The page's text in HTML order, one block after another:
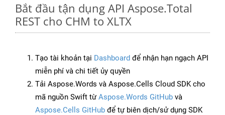
Bắt đầu tận dụng API Aspose.Total
REST cho CHM to XLTX
Tạo tài khoản tại Dashboard để nhận hạn ngạch API
miễn phí và chi tiết ủy quyền
Tải Aspose.Words và Aspose.Cells Cloud SDK cho
mã nguồn Swift từAspose.Words GitHub và
Aspose.Cells GitHub để tự biên dịch/sử dụng SDK